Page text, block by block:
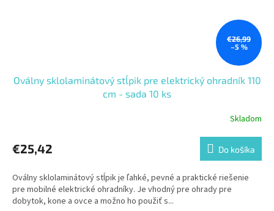
€26,99
–5 %
Oválny sklolaminátový stĺpik pre elektrický ohradník 110
cm - sada 10 ks
Skladom
€25,42 Do košíka
Oválny sklolaminátový stĺpik je ľahké, pevné a praktické riešenie
pre mobilné elektrické ohradníky. Je vhodný pre ohrady pre
dobytok, kone a ovce a možno ho použiť s...